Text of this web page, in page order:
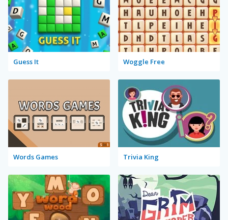
Guess It Woggle Free
Words Games Trivia King